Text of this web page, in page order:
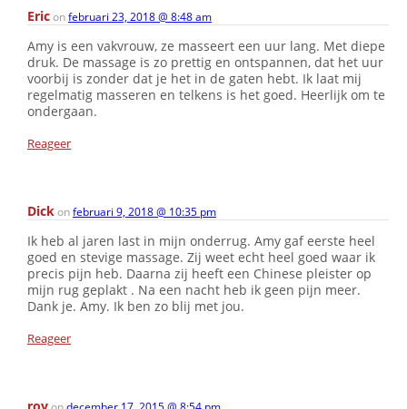
Ericonfebruari 23, 2018 @ 8:48 am
Amy is een vakvrouw, ze masseert een uur lang. Met diepe
druk. De massage is zo prettig en ontspannen, dat het uur
voorbij is zonder dat je het in de gaten hebt. Ik laat mij
regelmatig masseren en telkens is het goed. Heerlijk om te
ondergaan.
Reageer
Dickonfebruari 9, 2018 @ 10:35 pm
Ik heb al jaren last in mijn onderrug. Amy gaf eerste heel
goed en stevige massage. Zij weet echt heel goed waar ik
precis pijn heb. Daarna zij heeft een Chinese pleister op
mijn rug geplakt . Na een nacht heb ik geen pijn meer.
Dank je. Amy. Ik ben zo blij met jou.
Reageer
roy